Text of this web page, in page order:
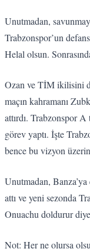
Unutmadan,
Trabzonspor’un
Helal olsun.
Ozan ve TİM ikilisini
maçın kahramanı
attırdı. Trabzonspor
görev yaptı. İşte
bence bu vizyon
Unutmadan,
attı ve yeni sezonda
Onuachu doldurur
Not: Her ne olursa